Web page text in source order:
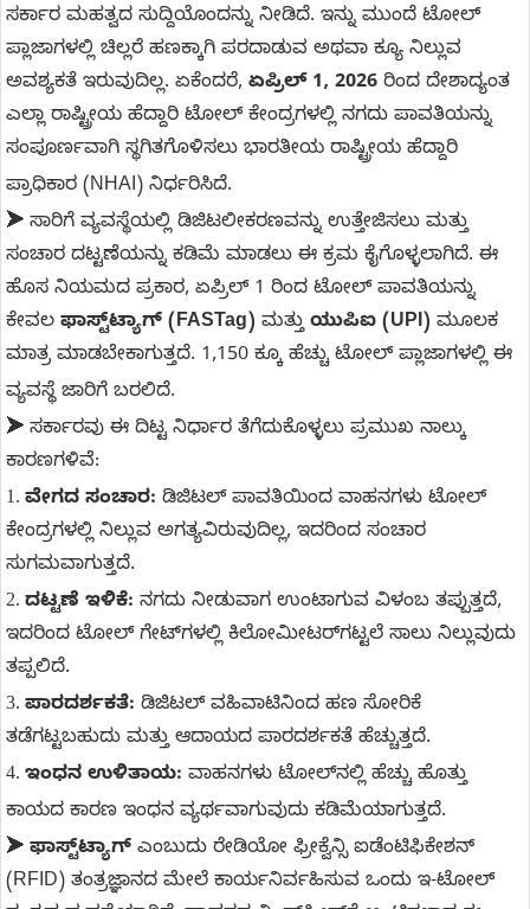
ಸರ್ಕಾರ ಮಹತ್ವದ ಸುದ್ದಿಯೊಂದನ್ನು ನೀಡಿದೆ. ಇನ್ನು ಮುಂದೆ ಟೋಲ್
ಪ್ಲಾಜಾಗಳಲ್ಲಿ ಚಿಲ್ಲರೆ ಹಣಕ್ಕಾಗಿ ಪರದಾಡುವ ಅಥವಾ ಕ್ಯೂ ನಿಲ್ಲುವ
ಅವಶ್ಯಕತೆ ಇರುವುದಿಲ್ಲ. ಏಕೆಂದರೆ, ಏಪ್ರಿಲ್ 1, 2026 ರಿಂದ ದೇಶಾದ್ಯಂತ
ಎಲ್ಲಾ ರಾಷ್ಟ್ರೀಯ ಹೆದ್ದಾರಿ ಟೋಲ್ ಕೇಂದ್ರಗಳಲ್ಲಿ ನಗದು ಪಾವತಿಯನ್ನು
ಸಂಪೂರ್ಣವಾಗಿ ಸ್ಥಗಿತಗೊಳಿಸಲು ಭಾರತೀಯ ರಾಷ್ಟ್ರೀಯ ಹೆದ್ದಾರಿ
ಪ್ರಾಧಿಕಾರ (NHAI) ನಿರ್ಧರಿಸಿದೆ.
➤ ಸಾರಿಗೆ ವ್ಯವಸ್ಥೆಯಲ್ಲಿ ಡಿಜಿಟಲೀಕರಣವನ್ನು ಉತ್ತೇಜಿಸಲು ಮತ್ತು
ಸಂಚಾರ ದಟ್ಟಣೆಯನ್ನು ಕಡಿಮೆ ಮಾಡಲು ಈ ಕ್ರಮ ಕೈಗೊಳ್ಳಲಾಗಿದೆ. ಈ
ಹೊಸ ನಿಯಮದ ಪ್ರಕಾರ, ಏಪ್ರಿಲ್ 1 ರಿಂದ ಟೋಲ್ ಪಾವತಿಯನ್ನು
ಕೇವಲ ಫಾಸ್ಟ್‌ಟ್ಯಾಗ್ (FASTag) ಮತ್ತುಯುಪಿಐ (UPI) ಮೂಲಕ
ಮಾತ್ರ ಮಾಡಬೇಕಾಗುತ್ತದೆ. 1,150 ಕ್ಕೂ ಹೆಚ್ಚು ಟೋಲ್ ಪ್ಲಾಜಾಗಳಲ್ಲಿ ಈ
ವ್ಯವಸ್ಥೆ ಜಾರಿಗೆ ಬರಲಿದೆ.
➤ ಸರ್ಕಾರವು ಈ ದಿಟ್ಟ ನಿರ್ಧಾರ ತೆಗೆದುಕೊಳ್ಳಲು ಪ್ರಮುಖ ನಾಲ್ಕು
ಕಾರಣಗಳಿವೆ:
1. ವೇಗದ ಸಂಚಾರ: ಡಿಜಿಟಲ್ ಪಾವತಿಯಿಂದ ವಾಹನಗಳು ಟೋಲ್
ಕೇಂದ್ರಗಳಲ್ಲಿ ನಿಲ್ಲುವ ಅಗತ್ಯವಿರುವುದಿಲ್ಲ, ಇದರಿಂದ ಸಂಚಾರ
ಸುಗಮವಾಗುತ್ತದೆ.
2. ದಟ್ಟಣೆ ಇಳಿಕೆ: ನಗದು ನೀಡುವಾಗ ಉಂಟಾಗುವ ವಿಳಂಬ ತಪ್ಪುತ್ತದೆ,
ಇದರಿಂದ ಟೋಲ್ ಗೇಟ್‌ಗಳಲ್ಲಿ ಕಿಲೋಮೀಟರ್‌ಗಟ್ಟಲೆ ಸಾಲು ನಿಲ್ಲುವುದು
ತಪ್ಪಲಿದೆ.
3. ಪಾರದರ್ಶಕತೆ: ಡಿಜಿಟಲ್ ವಹಿವಾಟಿನಿಂದ ಹಣ ಸೋರಿಕೆ
ತಡೆಗಟ್ಟಬಹುದು ಮತ್ತು ಆದಾಯದ ಪಾರದರ್ಶಕತೆ ಹೆಚ್ಚುತ್ತದೆ.
4. ಇಂಧನ ಉಳಿತಾಯ: ವಾಹನಗಳು ಟೋಲ್‌ನಲ್ಲಿ ಹೆಚ್ಚು ಹೊತ್ತು
ಕಾಯದ ಕಾರಣ ಇಂಧನ ವ್ಯರ್ಥವಾಗುವುದು ಕಡಿಮೆಯಾಗುತ್ತದೆ.
➤ ಫಾಸ್ಟ್‌ಟ್ಯಾಗ್ ಎಂಬುದು ರೇಡಿಯೋ ಫ್ರೀಕ್ವೆನ್ಸಿ ಐಡೆಂಟಿಫಿಕೇಶನ್
(RFID) ತಂತ್ರಜ್ಞಾನದ ಮೇಲೆ ಕಾರ್ಯನಿರ್ವಹಿಸುವ ಒಂದು ಇ-ಟೋಲ್